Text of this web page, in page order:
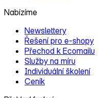
Nabízíme
Newslettery
Řešení pro e‑shopy
Přechod k Ecomailu
Služby na míru
Individuální školení
Ceník